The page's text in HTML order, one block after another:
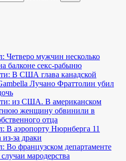
Четверо мужчин несколько
балконе секс-рабыню
В США глава канадской
Лучано Фраттолин убил
из США. В американском
женщину обвинили в
отца
В аэропорту Нюрнберга 11
из-за драки
Во французском департаменте
мародерства